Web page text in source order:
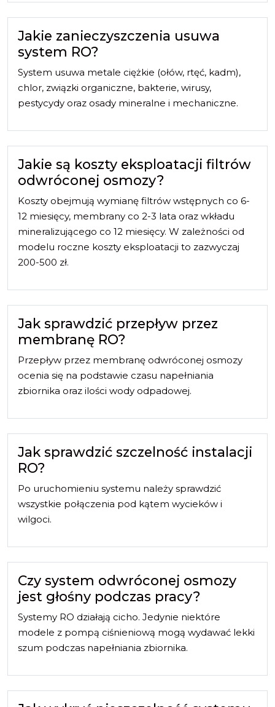
Jakie zanieczyszczenia usuwa
system RO?
System usuwa metale ciężkie (ołów, rtęć, kadm),
chlor, związki organiczne, bakterie, wirusy,
pestycydy oraz osady mineralne i mechaniczne.
Jakie są koszty eksploatacji filtrów
odwróconej osmozy?
Koszty obejmują wymianę filtrów wstępnych co 6-
12 miesięcy, membrany co 2-3 lata oraz wkładu
mineralizującego co 12 miesięcy. W zależności od
modelu roczne koszty eksploatacji to zazwyczaj
200-500 zł.
Jak sprawdzić przepływ przez
membranę RO?
Przepływ przez membranę odwróconej osmozy
ocenia się na podstawie czasu napełniania
zbiornika oraz ilości wody odpadowej.
Jak sprawdzić szczelność instalacji
RO?
Po uruchomieniu systemu należy sprawdzić
wszystkie połączenia pod kątem wycieków i
wilgoci.
Czy system odwróconej osmozy
jest głośny podczas pracy?
Systemy RO działają cicho. Jedynie niektóre
modele z pompą ciśnieniową mogą wydawać lekki
szum podczas napełniania zbiornika.